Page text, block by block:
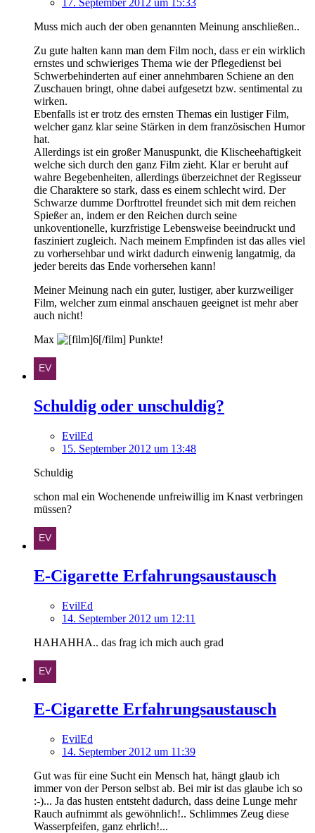
17. September 2012 um 15:33
Muss mich auch der oben genannten Meinung anschließen..
Zu gute halten kann man dem Film noch, dass er ein wirklich
ernstes und schwieriges Thema wie der Pflegedienst bei
Schwerbehinderten auf einer annehmbaren Schiene an den
Zuschauen bringt, ohne dabei aufgesetzt bzw. sentimental zu
wirken.
Ebenfalls ist er trotz des ernsten Themas ein lustiger Film,
welcher ganz klar seine Stärken in dem französischen Humor
hat.
Allerdings ist ein großer Manuspunkt, die Klischeehaftigkeit
welche sich durch den ganz Film zieht. Klar er beruht auf
wahre Begebenheiten, allerdings überzeichnet der Regisseur
die Charaktere so stark, dass es einem schlecht wird. Der
Schwarze dumme Dorftrottel freundet sich mit dem reichen
Spießer an, indem er den Reichen durch seine
unkoventionelle, kurzfristige Lebensweise beeindruckt und
fasziniert zugleich. Nach meinem Empfinden ist das alles viel
zu vorhersehbar und wirkt dadurch einwenig langatmig, da
jeder bereits das Ende vorhersehen kann!
Meiner Meinung nach ein guter, lustiger, aber kurzweiliger
Film, welcher zum einmal anschauen geeignet ist mehr aber
auch nicht!
Max
Punkte!
Schuldig oder unschuldig?
EvilEd
15. September 2012 um 13:48
Schuldig
schon mal ein Wochenende unfreiwillig im Knast verbringen
müssen?
E-Cigarette Erfahrungsaustausch
EvilEd
14. September 2012 um 12:11
HAHAHHA.. das frag ich mich auch grad
E-Cigarette Erfahrungsaustausch
EvilEd
14. September 2012 um 11:39
Gut was für eine Sucht ein Mensch hat, hängt glaub ich
immer von der Person selbst ab. Bei mir ist das glaube ich so
:-)... Ja das husten entsteht dadurch, dass deine Lunge mehr
Rauch aufnimmt als gewöhnlich!.. Schlimmes Zeug diese
Wasserpfeifen, ganz ehrlich!...